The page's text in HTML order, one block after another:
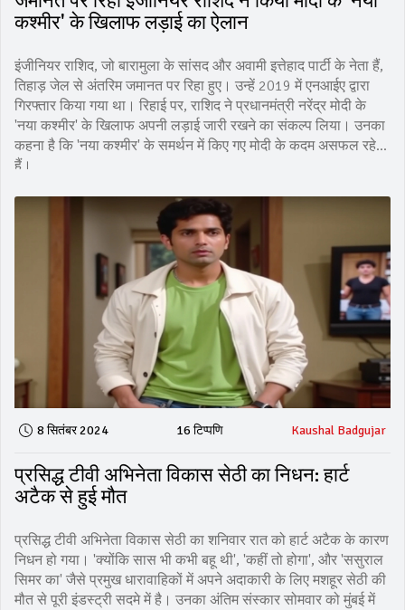
कश्मीर' के खिलाफ लड़ाई का ऐलान
इंजीनियर राशिद, जो बारामुला के सांसद और अवामी इत्तेहाद पार्टी के नेता हैं,
तिहाड़ जेल से अंतरिम जमानत पर रिहा हुए। उन्हें 2019 में एनआईए द्वारा
गिरफ्तार किया गया था। रिहाई पर, राशिद ने प्रधानमंत्री नरेंद्र मोदी के
'नया कश्मीर' के खिलाफ अपनी लड़ाई जारी रखने का संकल्प लिया। उनका
कहना है कि 'नया कश्मीर' के समर्थन में किए गए मोदी के कदम असफल रहे
हैं।
8 सितंबर 2024 16 टिप्पणि Kaushal Badgujar
प्रसिद्ध टीवी अभिनेता विकास सेठी का निधन: हार्ट
अटैक से हुई मौत
प्रसिद्ध टीवी अभिनेता विकास सेठी का शनिवार रात को हार्ट अटैक के कारण
निधन हो गया। 'क्योंकि सास भी कभी बहू थी', 'कहीं तो होगा', और 'ससुराल
सिमर का' जैसे प्रमुख धारावाहिकों में अपने अदाकारी के लिए मशहूर सेठी की
मौत से पूरी इंडस्ट्री सदमे में है। उनका अंतिम संस्कार सोमवार को मुंबई में